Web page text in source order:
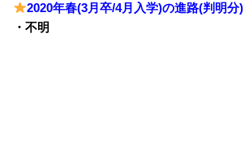
2020年春(3月卒/4月入学)の進路(判明分)
・不明